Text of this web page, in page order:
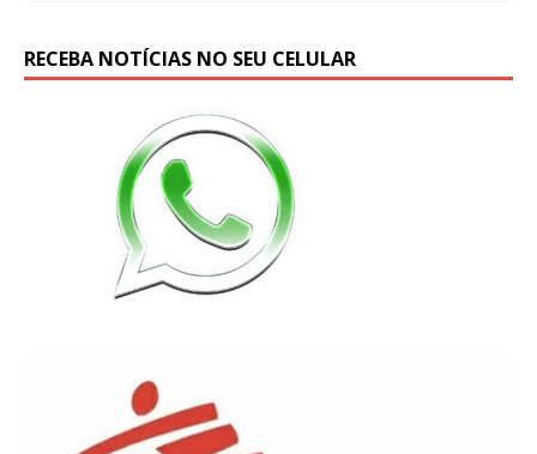
RECEBA NOTÍCIAS NO SEU CELULAR